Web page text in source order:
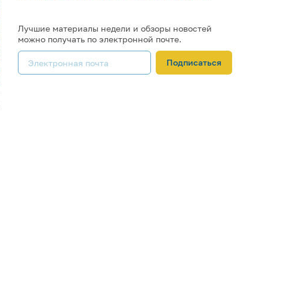
Лучшие материалы недели и обзоры новостей
можно получать по электронной почте.
Подписаться